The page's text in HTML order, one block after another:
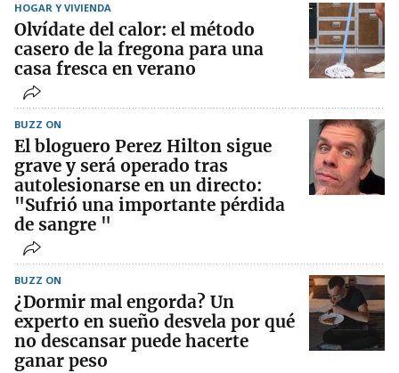
HOGAR Y VIVIENDA
Olvídate del calor: el método
casero de la fregona para una
casa fresca en verano
BUZZ ON
El bloguero Perez Hilton sigue
grave y será operado tras
autolesionarse en un directo:
"Sufrió una importante pérdida
de sangre "
BUZZ ON
¿Dormir mal engorda? Un
experto en sueño desvela por qué
no descansar puede hacerte
ganar peso